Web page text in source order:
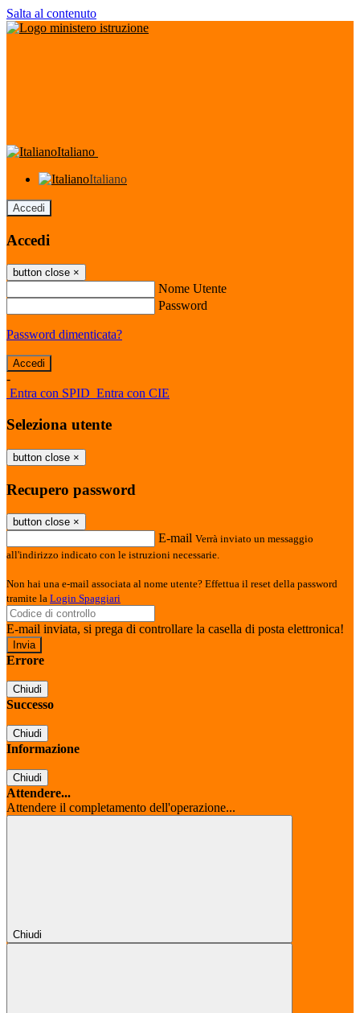
Salta al contenuto
Italiano
Italiano
Accedi
Accedi
button close ×
Nome Utente
Password
Password dimenticata?
-
Entra con SPID Entra con CIE
Seleziona utente
button close ×
Recupero password
button close ×
E-mail Verrà inviato un messaggio
all'indirizzo indicato con le istruzioni necessarie.
Non hai una e-mail associata al nome utente? Effettua il reset della password
tramite la Login Spaggiari
E-mail inviata, si prega di controllare la casella di posta elettronica!
Errore
Chiudi
Successo
Chiudi
Informazione
Chiudi
Attendere...
Attendere il completamento dell'operazione...
Chiudi